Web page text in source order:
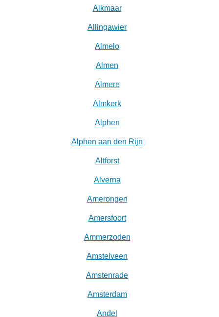
Alkmaar
Allingawier
Almelo
Almen
Almere
Almkerk
Alphen
Alphen aan den Rijn
Altforst
Alverna
Amerongen
Amersfoort
Ammerzoden
Amstelveen
Amstenrade
Amsterdam
Andel